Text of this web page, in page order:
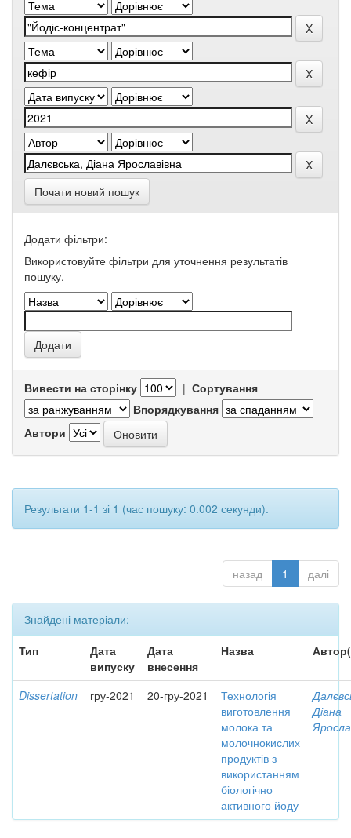
Почати новий пошук
Додати фільтри:
Використовуйте фільтри для уточнення результатів
пошуку.
Вивести на сторінку | Сортування
Впорядкування
Автори
Результати 1-1 зі 1 (час пошуку: 0.002 секунди).
назад 1 далі
Знайдені матеріали:
Тип
Дата
випуску
Дата
внесення
Назва
Dissertation гру-2021 20-гру-2021
Технологія
виготовлення
молока та
молочнокислих
продуктів з
використанням
біологічно
активного йоду
Діана